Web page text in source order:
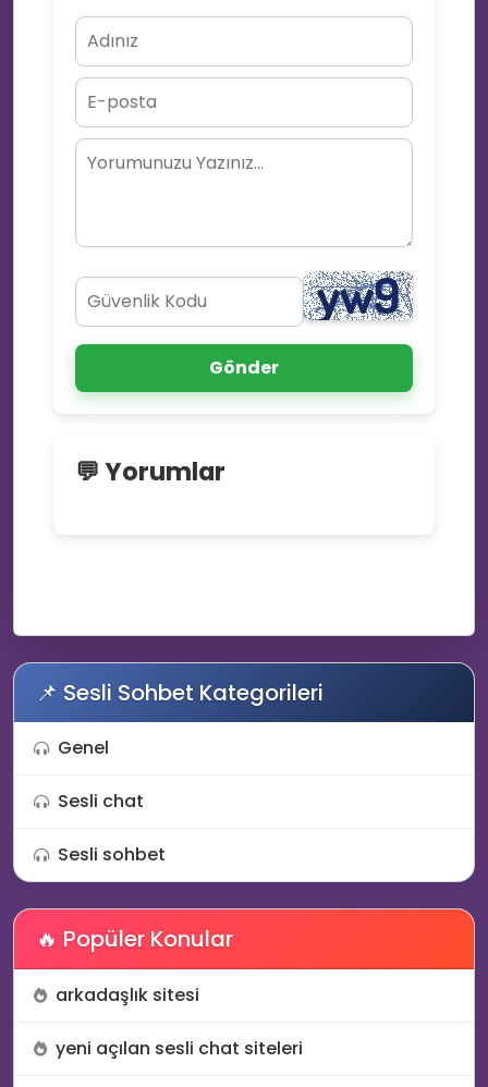
💜
Gönder
💬 Yorumlar
📌 Sesli Sohbet Kategorileri
Genel
Sesli chat
Sesli sohbet
🔥 Popüler Konular
arkadaşlık sitesi
yeni açılan sesli chat siteleri